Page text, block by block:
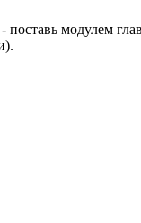
модулем